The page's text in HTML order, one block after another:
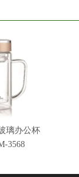
璃办公杯
3568